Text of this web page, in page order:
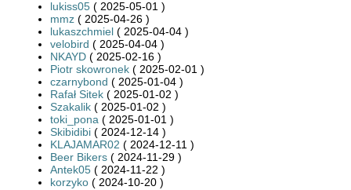
lukiss05 ( 2025-05-01 )
mmz ( 2025-04-26 )
lukaszchmiel ( 2025-04-04 )
velobird ( 2025-04-04 )
NKAYD ( 2025-02-16 )
Piotr skowronek ( 2025-02-01 )
czarnybond ( 2025-01-04 )
Rafał Sitek ( 2025-01-02 )
Szakalik ( 2025-01-02 )
toki_pona ( 2025-01-01 )
Skibidibi ( 2024-12-14 )
KLAJAMAR02 ( 2024-12-11 )
Beer Bikers ( 2024-11-29 )
Antek05 ( 2024-11-22 )
korzyko ( 2024-10-20 )